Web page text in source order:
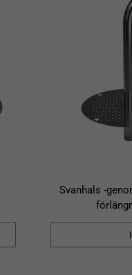
Svanhals -